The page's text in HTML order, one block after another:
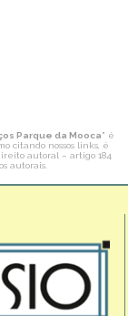
Parque da Mooca" é
citando nossos links, é
autoral – artigo 184
autorais.